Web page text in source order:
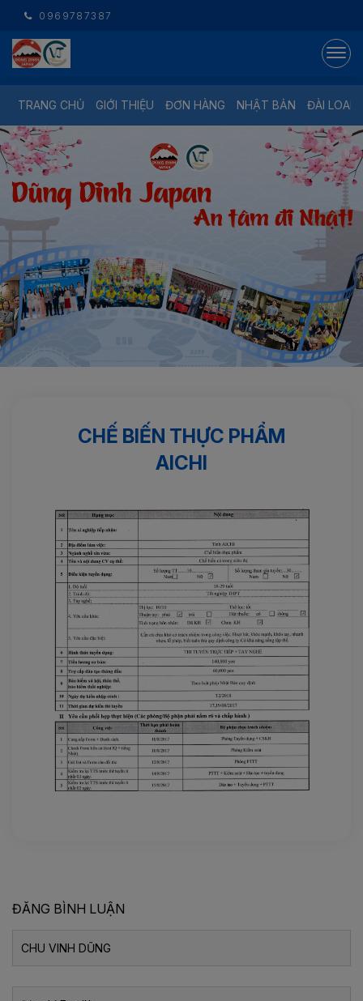
0969787387
TRANG CHỦ GIỚI THIỆU ĐƠN HÀNG NHẬT BẢN ĐÀI LOAN
CHẾ BIẾN THỰC PHẨM
AICHI
ĐĂNG BÌNH LUẬN